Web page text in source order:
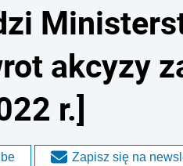
akcyzy
r.]
Zapisz się na